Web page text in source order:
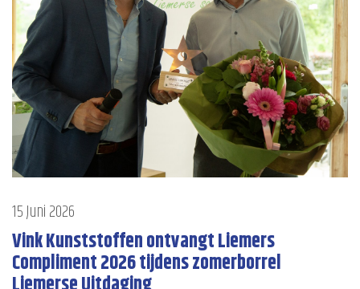
15 Juni 2026
Vink Kunststoffen ontvangt Liemers
Compliment 2026 tijdens zomerborrel